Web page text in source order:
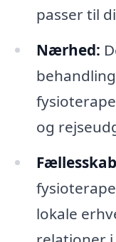
passer til
Nærhed:
og
lokale